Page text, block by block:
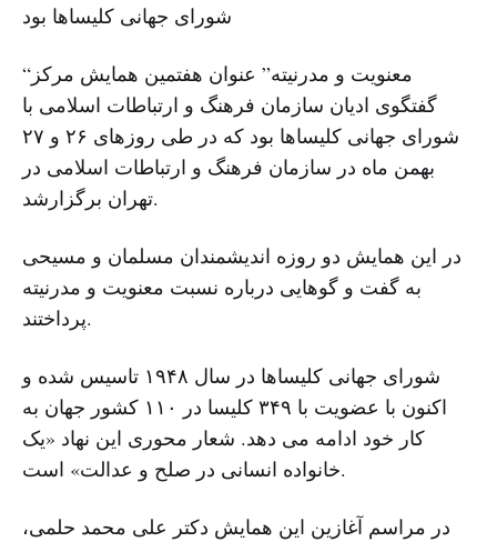
شورای جهانی کلیساها بود
“معنویت و مدرنیته” عنوان هفتمین همایش مرکز
گفتگوی ادیان سازمان فرهنگ و ارتباطات اسلامی با
شورای جهانی کلیساها بود که در طی روزهای ۲۶ و ۲۷
بهمن ماه در سازمان فرهنگ و ارتباطات اسلامی در
تهران برگزارشد.
در این همایش دو روزه اندیشمندان مسلمان و مسیحی
به گفت و گوهایی درباره نسبت معنویت و مدرنیته
پرداختند.
شورای جهانی کلیساها در سال ۱۹۴۸ تاسیس شده و
اکنون با عضویت با ۳۴۹ کلیسا در ۱۱۰ کشور جهان به
کار خود ادامه می دهد. شعار محوری این نهاد «یک
خانواده انسانی در صلح و عدالت» است.
در مراسم آغازین این همایش دکتر علی‌ محمد حلمی،